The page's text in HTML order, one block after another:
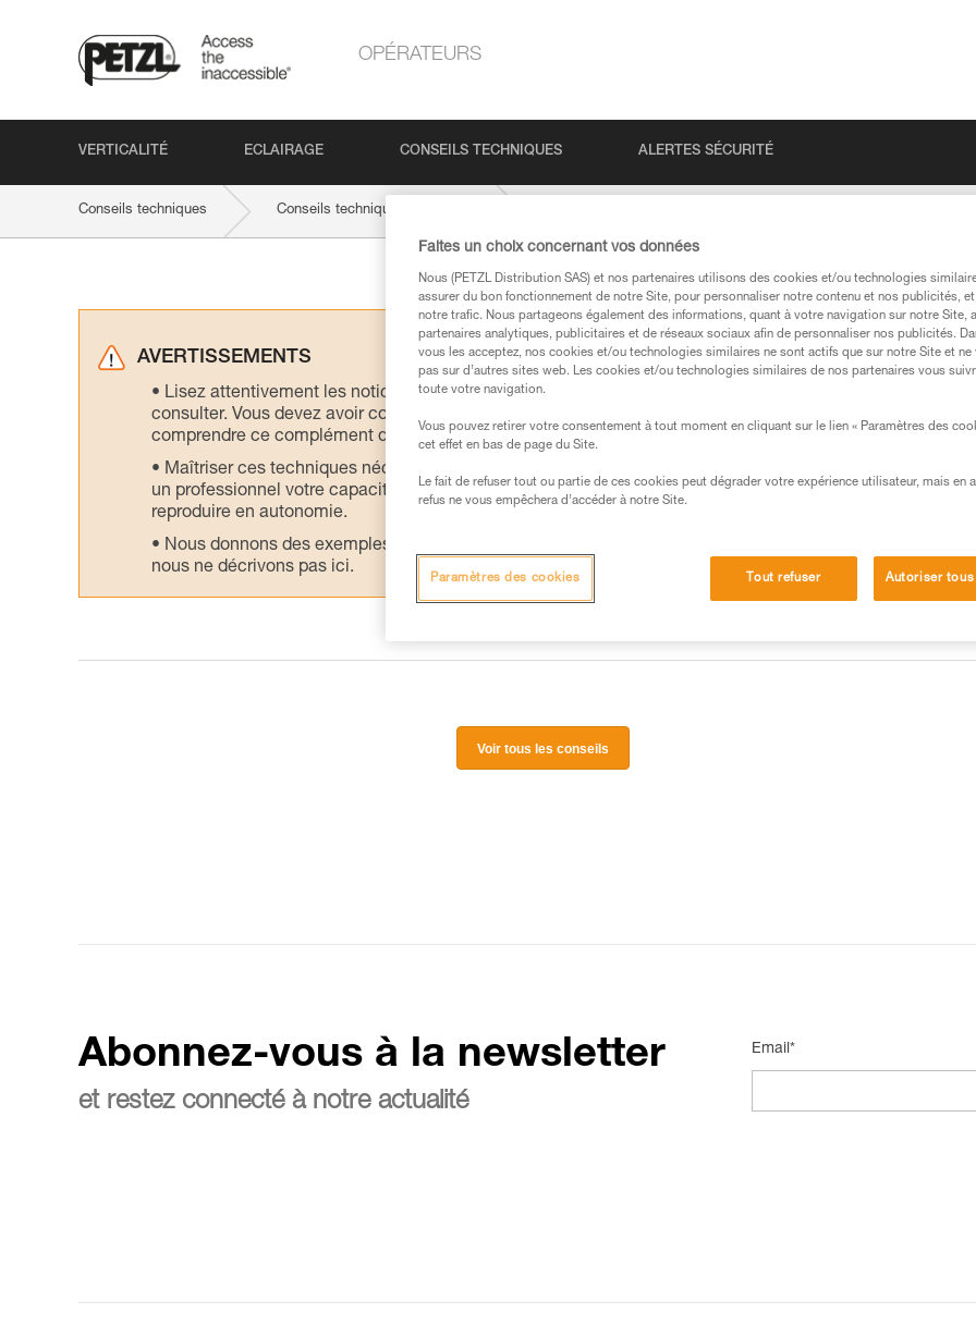
OPÉRATEURS
VERTICALITÉ ECLAIRAGE CONSEILS TECHNIQUES ALERTES SÉCURITÉ
Conseils techniques Conseils techniques par activité
AVERTISSEMENTS
Lisez attentivement les notices techniques des produits utilisés dans ce conseil avant de le
consulter. Vous devez avoir compris les informations de la notice technique pour pouvoir
comprendre ce complément d’informations.
Maîtriser ces techniques nécessite une formation et un entraînement spécifique. Validez avec
un professionnel votre capacité à refaire la manipulation, seul, en toute sécurité, avant de la
reproduire en autonomie.
Nous donnons des exemples de techniques liées à votre activité. Il peut en exister d’autres que
nous ne décrivons pas ici.
Voir tous les conseils
Abonnez-vous à la newsletter
et restez connecté à notre actualité
Email*
Faites un choix concernant vos données
Nous (PETZL Distribution SAS) et nos partenaires utilisons des cookies et/ou technologies
assurer du bon fonctionnement de notre Site, pour personnaliser notre contenu et nos publicités,
notre trafic. Nous partageons également des informations, quant à votre navigation sur notre Site,
partenaires analytiques, publicitaires et de réseaux sociaux afin de personnaliser nos publicités.
vous les acceptez, nos cookies et/ou technologies similaires ne sont actifs que sur notre Site et ne
pas sur d’autres sites web. Les cookies et/ou technologies similaires de nos partenaires vous
toute votre navigation.
Vous pouvez retirer votre consentement à tout moment en cliquant sur le lien « Paramètres des
cet effet en bas de page du Site.
Le fait de refuser tout ou partie de ces cookies peut dégrader votre expérience utilisateur, mais en
refus ne vous empêchera d’accéder à notre Site.
Tout refuser Autoriser
Paramètres des cookies